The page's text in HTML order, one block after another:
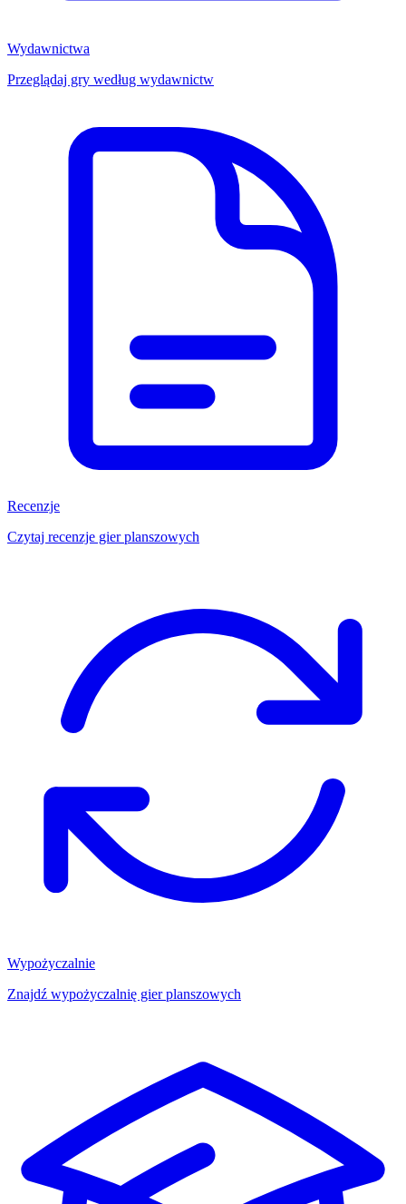
Wydawnictwa
Przeglądaj gry według wydawnictw
Recenzje
Czytaj recenzje gier planszowych
Wypożyczalnie
Znajdź wypożyczalnię gier planszowych